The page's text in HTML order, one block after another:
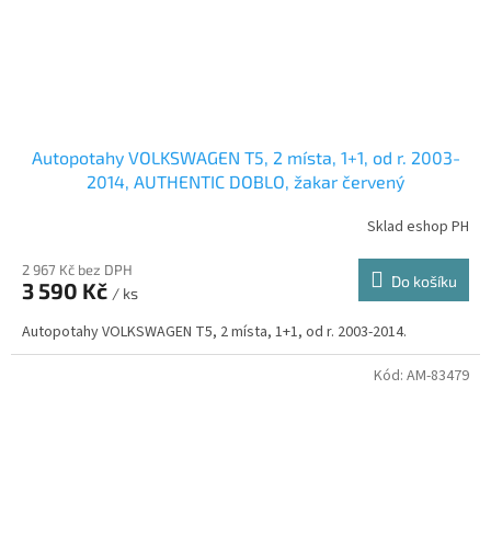
Autopotahy VOLKSWAGEN T5, 2 místa, 1+1, od r. 2003-
2014, AUTHENTIC DOBLO, žakar červený
Sklad eshop PH
2 967 Kč bez DPH
3 590 Kč / ks
Do košíku
Autopotahy VOLKSWAGEN T5, 2 místa, 1+1, od r. 2003-2014.
Kód: AM-83479